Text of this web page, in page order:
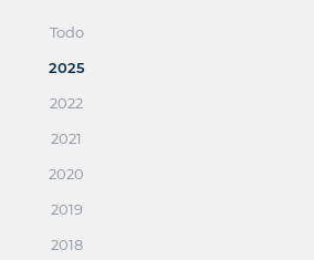
Todo
2025
2022
2021
2020
2019
2018